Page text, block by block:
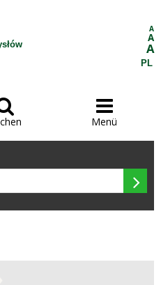
A
A
A
PL

Menü
